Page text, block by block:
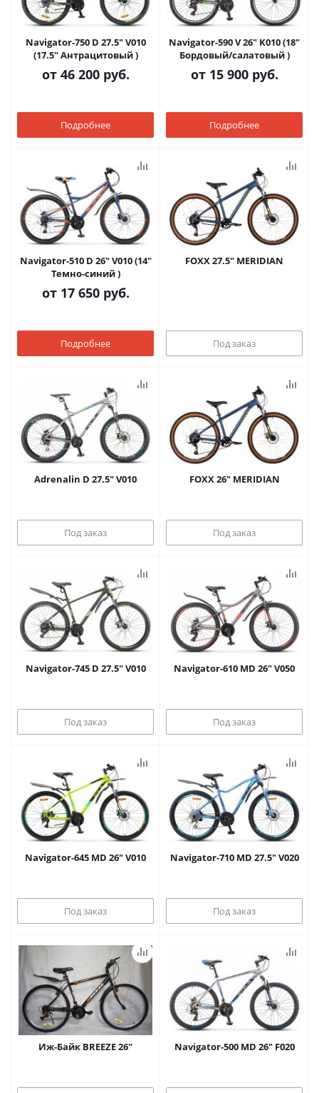
Navigator-750 D 27.5" V010
(17.5" Антрацитовый )
от 46 200 руб.
Подробнее
Navigator-590 V 26" K010 (18"
Бордовый/салатовый )
от 15 900 руб.
Подробнее
Navigator-510 D 26" V010 (14"
Темно-синий )
от 17 650 руб.
Подробнее
FOXX 27.5" MERIDIAN
Под заказ
Adrenalin D 27.5" V010
Под заказ
FOXX 26" MERIDIAN
Под заказ
Navigator-745 D 27.5" V010
Под заказ
Navigator-610 MD 26" V050
Под заказ
Navigator-645 MD 26" V010
Под заказ
Navigator-710 MD 27.5" V020
Под заказ
Иж-Байк BREEZE 26" Navigator-500 MD 26" F020